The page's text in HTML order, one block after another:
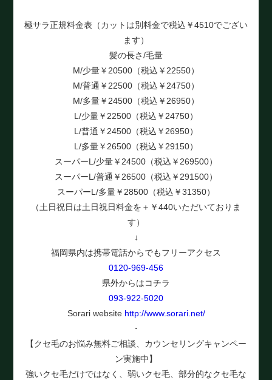
極サラ正規料金表（カットは別料金で税込￥4510でござい
ます）
髪の長さ/毛量
M/少量￥20500（税込￥22550）
M/普通￥22500（税込￥24750）
M/多量￥24500（税込￥26950）
L/少量￥22500（税込￥24750）
L/普通￥24500（税込￥26950）
L/多量￥26500（税込￥29150）
スーパーL/少量￥24500（税込￥269500）
スーパーL/普通￥26500（税込￥291500）
スーパーL/多量￥28500（税込￥31350）
（土日祝日は土日祝日料金を＋￥440いただいておりま
す）
↓
福岡県内は携帯電話からでもフリーアクセス
0120-969-456
県外からはコチラ
093-922-5020
Sorari website http://www.sorari.net/
・
【クセ毛のお悩み無料ご相談、カウンセリングキャンペー
ン実施中】
強いクセ毛だけではなく、弱いクセ毛、部分的なクセ毛な